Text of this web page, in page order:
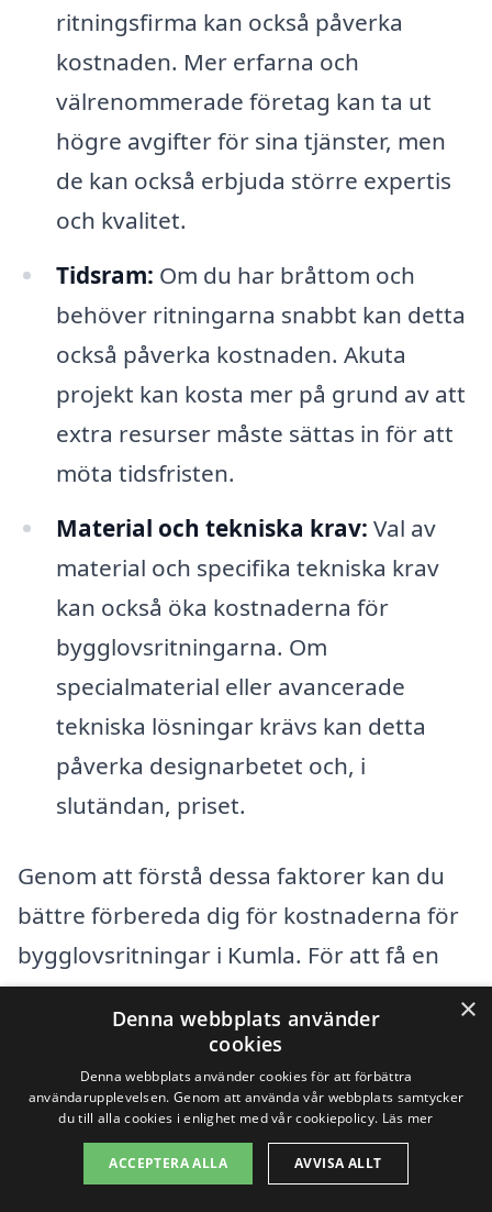
ritningsfirma kan också påverka
kostnaden. Mer erfarna och
välrenommerade företag kan ta ut
högre avgifter för sina tjänster, men
de kan också erbjuda större expertis
och kvalitet.
Tidsram: Om du har bråttom och
behöver ritningarna snabbt kan detta
också påverka kostnaden. Akuta
projekt kan kosta mer på grund av att
extra resurser måste sättas in för att
möta tidsfristen.
Material och tekniska krav: Val av
material och specifika tekniska krav
kan också öka kostnaderna för
bygglovsritningarna. Om
specialmaterial eller avancerade
tekniska lösningar krävs kan detta
påverka designarbetet och, i
slutändan, priset.
Genom att förstå dessa faktorer kan du
bättre förbereda dig för kostnaderna för
bygglovsritningar i Kumla. För att få en
mer exakt kostnadsuppskattning är det
alltid bäst att kontakta flera företag och
begära offerter. Vår plattform,
bygglovsritningar-pris.se, gör det enkelt
för dig att hitta pålitliga företag i ditt
område och jämföra priser.
×
Denna webbplats använder
cookies
Denna webbplats använder cookies för att förbättra
användarupplevelsen. Genom att använda vår webbplats samtycker
du till alla cookies i enlighet med vår cookiepolicy. Läs mer
ACCEPTERA ALLA AVVISA ALLT